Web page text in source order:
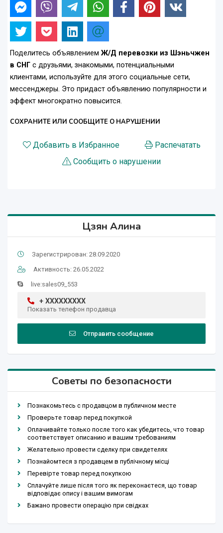
Поделитесь объявлением Ж/Д перевозки из Шэньчжен
в СНГ с друзьями, знакомыми, потенциальными
клиентами, используйте для этого социальные сети,
мессенджеры. Это придаст объявлению популярности и
эффект многократно повысится.
СОХРАНИТЕ ИЛИ СООБЩИТЕ О НАРУШЕНИИ
Добавить в Избранное
Распечатать
Сообщить о нарушении
Цзян Алина
Зарегистрирован: 28.09.2020
Активность: 26.05.2022
live:sales09_553
+ XXXXXXXXX
Показать телефон продавца
Отправить сообщение
Советы по безопасности
Познакомьтесь с продавцом в публичном месте
Проверьте товар перед покупкой
Оплачивайте только после того как убедитесь, что товар
соответствует описанию и вашим требованиям
Желательно провести сделку при свидетелях
Познайомтеся з продавцем в публічному місці
Перевірте товар перед покупкою
Сплачуйте лише після того як переконаєтеся, що товар
відповідає опису і вашим вимогам
Бажано провести операцію при свідках